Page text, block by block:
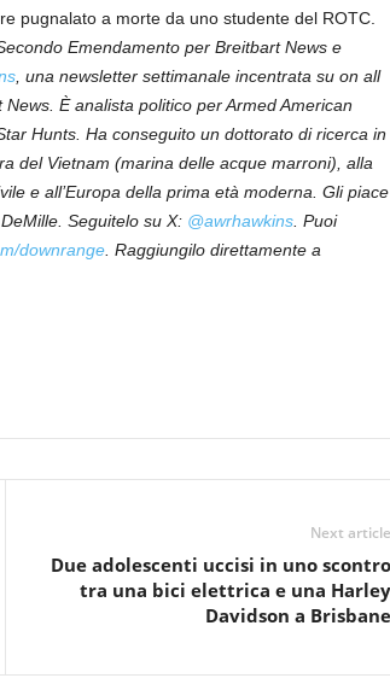
pugnalato a morte da uno studente del ROTC.
Emendamento per Breitbart News e
, una newsletter settimanale incentrata su on all
È analista politico per Armed American
Hunts. Ha conseguito un dottorato di ricerca in
del Vietnam (marina delle acque marroni), alla
e all’Europa della prima età moderna. Gli piace
Seguitelo su X: @awrhawkins. Puoi
downrange. Raggiungilo direttamente a
Next article
Due adolescenti uccisi in uno scontro
tra una bici elettrica e una Harley
Davidson a Brisbane